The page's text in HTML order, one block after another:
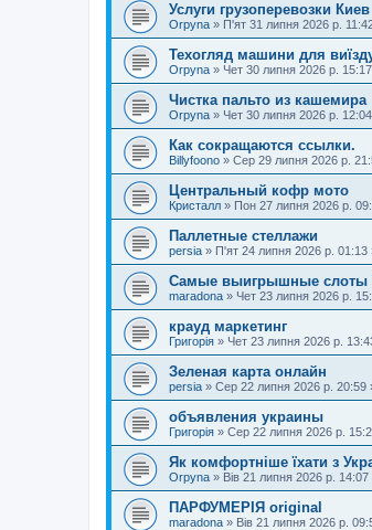
Услуги грузоперевозки Киев
Orpyna » П'ят 31 липня 2026 р.
Техогляд машини для
Orpyna » Чет 30 липня 2026 р. 15:17
Чистка пальто из кашемира
Orpyna » Чет 30 липня 2026 р. 12:04
Как сокращаются ссылки.
Billyfoono » Сер 29 липня 2026 р.
Центральный кофр мото
Кристалл » Пон 27 липня 2026 р.
Паллетные стеллажи
persia » П'ят 24 липня 2026 р. 01:13
Самые выигрышные слоты
maradona » Чет 23 липня 2026 р.
крауд маркетинг
Григорія » Чет 23 липня 2026 р.
Зеленая карта онлайн
persia » Сер 22 липня 2026 р. 20:59
объявления украины
Григорія » Сер 22 липня 2026 р.
Як комфортніше їхати з
Orpyna » Вів 21 липня 2026 р. 14:07
ПАРФУМЕРІЯ original
maradona » Вів 21 липня 2026 р.